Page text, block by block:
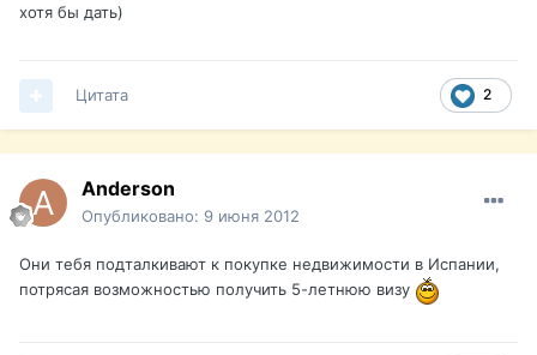
хотя бы дать)
2
Цитата
Anderson
Опубликовано: 9 июня 2012
Они тебя подталкивают к покупке недвижимости в Испании,
потрясая возможностью получить 5-летнюю визу